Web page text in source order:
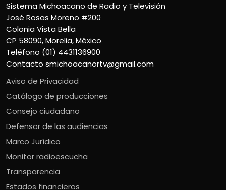
Sistema Michoacano de Radio y Televisión
José Rosas Moreno #200
Colonia Vista Bella
CP 58090, Morelia, México
Teléfono (01) 4431136900
Contacto smichoacanortv@gmail.com
Aviso de Privacidad
Catálogo de producciones
Consejo ciudadano
Defensor de las audiencias
Marco Jurídico
Monitor radioescucha
Transparencia
Estados financieros